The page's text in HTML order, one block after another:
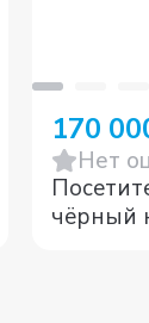
170
Нет
чёрный